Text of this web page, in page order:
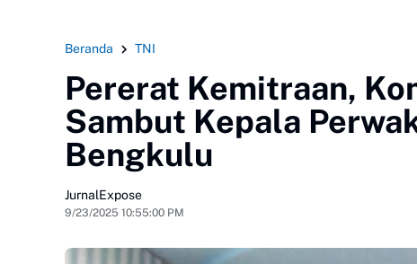
Beranda TNI
Pererat Kemitraan,
Sambut Kepala
Bengkulu
JurnalExpose
9/23/2025 10:55:00 PM